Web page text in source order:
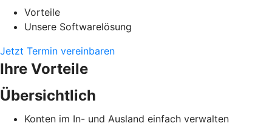
Vorteile
Unsere Softwarelösung
Jetzt Termin vereinbaren
Ihre Vorteile
Übersichtlich
Konten im In- und Ausland einfach verwalten